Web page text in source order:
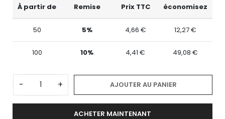
À partir de Remise Prix TTC
économisez
50 5% 4,66 € 12,27 €
100 10% 4,41 € 49,08 €
- + AJOUTER AU PANIER
ACHETER MAINTENANT